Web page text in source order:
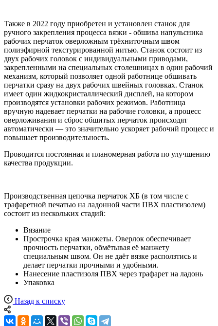
Также в 2022 году приобретен и установлен станок для
ручного закрепления процесса вязки - обшива напульсника
рабочих перчаток оверложным трёхниточным швом
полиэфирной текстурированной нитью. Станок состоит из
двух рабочих головок с индивидуальными приводами,
закрепленными на специальных столешницах в один рабочий
механизм, который позволяет одной работнице обшивать
перчатки сразу на двух рабочих швейных головках. Станок
имеет один жидкокристаллический дисплей, на котором
производятся установки рабочих режимов. Работница
вручную надевает перчатки на рабочие головки, а процесс
оверложивания и сброс обшитых перчаток происходят
автоматически — это значительно ускоряет рабочий процесс и
повышает производительность.
Проводится постоянная и планомерная работа по улучшению
качества продукции.
Производственная цепочка перчаток ХБ (в том числе с
трафаретной печатью на ладонной части ПВХ пластизолем)
состоит из нескольких стадий:
Вязание
Прострочка края манжеты. Оверлок обеспечивает
прочность перчатки, обмётывая её манжету
специальным швом. Он не даёт вязке расползтись и
делает перчатки прочными и удобными.
Нанесение пластизоля ПВХ через трафарет на ладонь
Упаковка
Назад к списку